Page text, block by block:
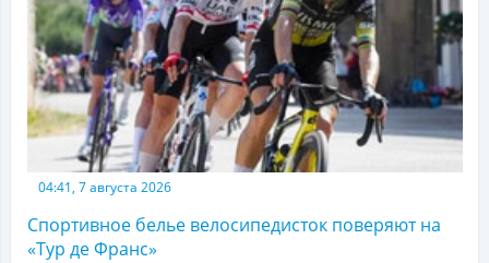
04:41, 7 августа 2026
Спортивное белье велосипедисток поверяют на
«Тур де Франс»